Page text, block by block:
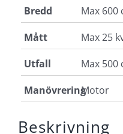
Bredd
Max 600
Mått
Max 25
Utfall
Max 500
ManövreringMotor
Beskrivning